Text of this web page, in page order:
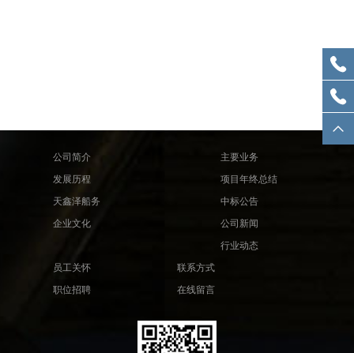
公司简介
发展历程
天鑫泽船务
企业文化
主要业务
项目年终总结
中标公告
公司新闻
行业动态
员工关怀
职位招聘
联系方式
在线留言